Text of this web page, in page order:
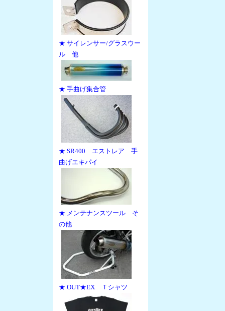
★ サイレンサー/グラスウー
ル 他
★ 手曲げ集合管
★ SR400 エストレア 手
曲げエキパイ
★ メンテナンスツール そ
の他
★ OUT★EX Ｔシャツ